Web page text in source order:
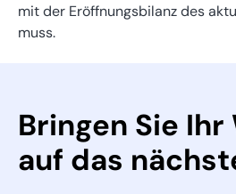
mit der Eröffnungsbilanz des
muss.
Bringen Sie Ihr
auf das